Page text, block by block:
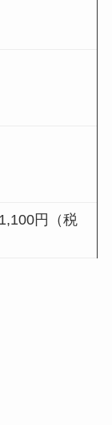
円（税